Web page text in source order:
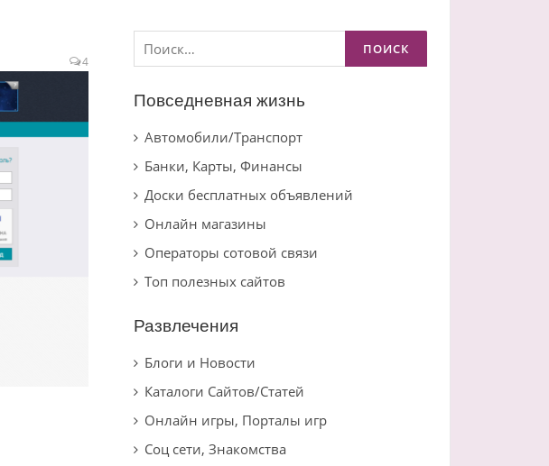
4
Найти:
Повседневная жизнь
Автомобили/Транспорт
Банки, Карты, Финансы
Доски бесплатных объявлений
Онлайн магазины
Операторы сотовой связи
Топ полезных сайтов
Развлечения
Блоги и Новости
Каталоги Сайтов/Статей
Онлайн игры, Порталы игр
Соц сети, Знакомства